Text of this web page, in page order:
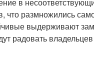
что размножились
выдерживают
радовать